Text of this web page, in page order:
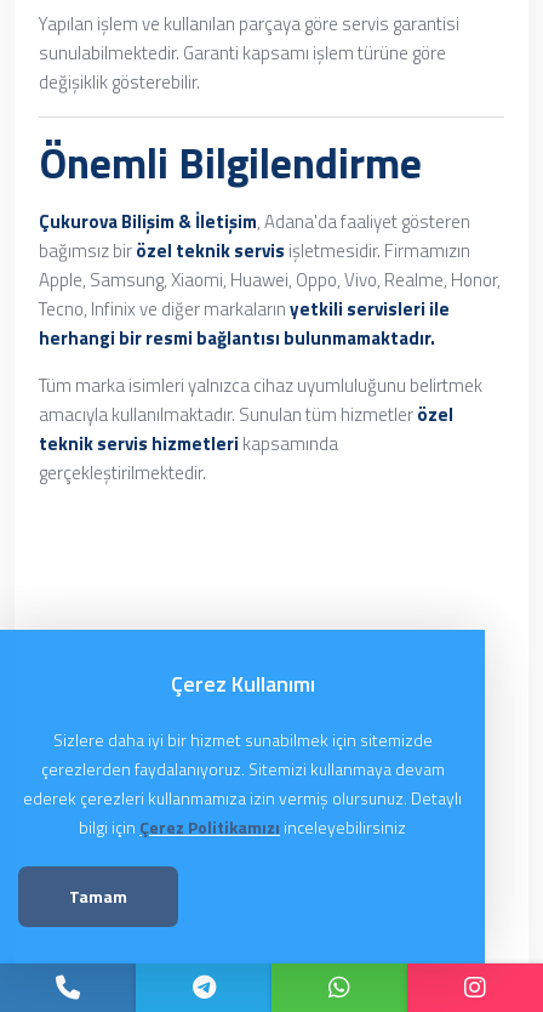
Yapılan işlem ve kullanılan parçaya göre servis garantisi
sunulabilmektedir. Garanti kapsamı işlem türüne göre
değişiklik gösterebilir.
Önemli Bilgilendirme
Çukurova Bilişim & İletişim, Adana'da faaliyet gösteren
bağımsız birözel teknik servis işletmesidir. Firmamızın
Apple, Samsung, Xiaomi, Huawei, Oppo, Vivo, Realme, Honor,
Tecno, Infinix ve diğer markalarınyetkili servisleri ile
herhangi bir resmi bağlantısı bulunmamaktadır.
Tüm marka isimleri yalnızca cihaz uyumluluğunu belirtmek
amacıyla kullanılmaktadır. Sunulan tüm hizmetlerözel
teknik servis hizmetleri kapsamında
gerçekleştirilmektedir.
Çerez Kullanımı
Sizlere daha iyi bir hizmet sunabilmek için sitemizde
çerezlerden faydalanıyoruz. Sitemizi kullanmaya devam
ederek çerezleri kullanmamıza izin vermiş olursunuz. Detaylı
bilgi için Çerez Politikamızı inceleyebilirsiniz
Tamam